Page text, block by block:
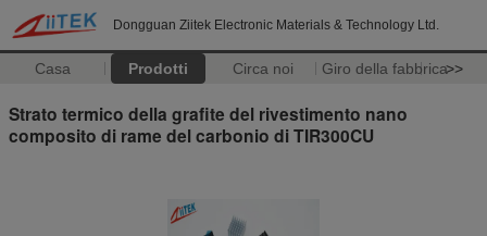
Dongguan Ziitek Electronic Materials & Technology Ltd.
Casa Prodotti Circa noi Giro della fabbrica>>
Strato termico della grafite del rivestimento nano
composito di rame del carbonio di TIR300CU